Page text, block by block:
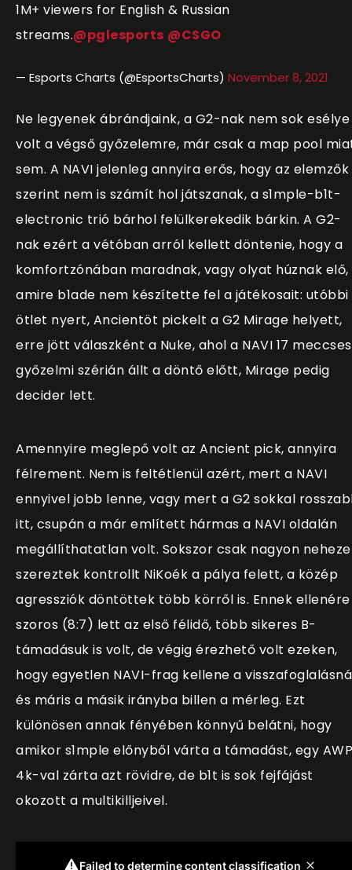
1M+ viewers for English & Russian
streams.@pglesports @CSGO
— Esports Charts (@EsportsCharts) November 8, 2021
Ne legyenek ábrándjaink, a G2-nak nem sok esélye
volt a végső győzelemre, már csak a map pool
sem. A NAVI jelenleg annyira erős, hogy az elemzők
szerint nem is számít hol játszanak, a s1mple-b1t-
electronic trió bárhol felülkerekedik bárkin. A G2-
nak ezért a vétóban arról kellett döntenie, hogy a
komfortzónában maradnak, vagy olyat húznak elő,
amire b1ade nem készítette fel a játékosait: utóbbi
ötlet nyert, Ancientöt pickelt a G2 Mirage helyett,
erre jött válaszként a Nuke, ahol a NAVI 17 meccses
győzelmi szérián állt a döntő előtt, Mirage pedig
decider lett.
Amennyire meglepő volt az Ancient pick, annyira
félrement. Nem is feltétlenül azért, mert a NAVI
ennyivel jobb lenne, vagy mert a G2 sokkal
itt, csupán a már említett hármas a NAVI oldalán
megállíthatatlan volt. Sokszor csak nagyon
szereztek kontrollt NiKoék a pálya felett, a közép
agressziók döntöttek több körről is. Ennek ellenére
szoros (8:7) lett az első félidő, több sikeres B-
támadásuk is volt, de végig érezhető volt ezeken,
hogy egyetlen NAVI-frag kellene a
és máris a másik irányba billen a mérleg. Ezt
különösen annak fényében könnyű belátni, hogy
amikor s1mple előnyből várta a támadást, egy AWP
4k-val zárta azt rövidre, de b1t is sok fejfájást
okozott a multikilljeivel.